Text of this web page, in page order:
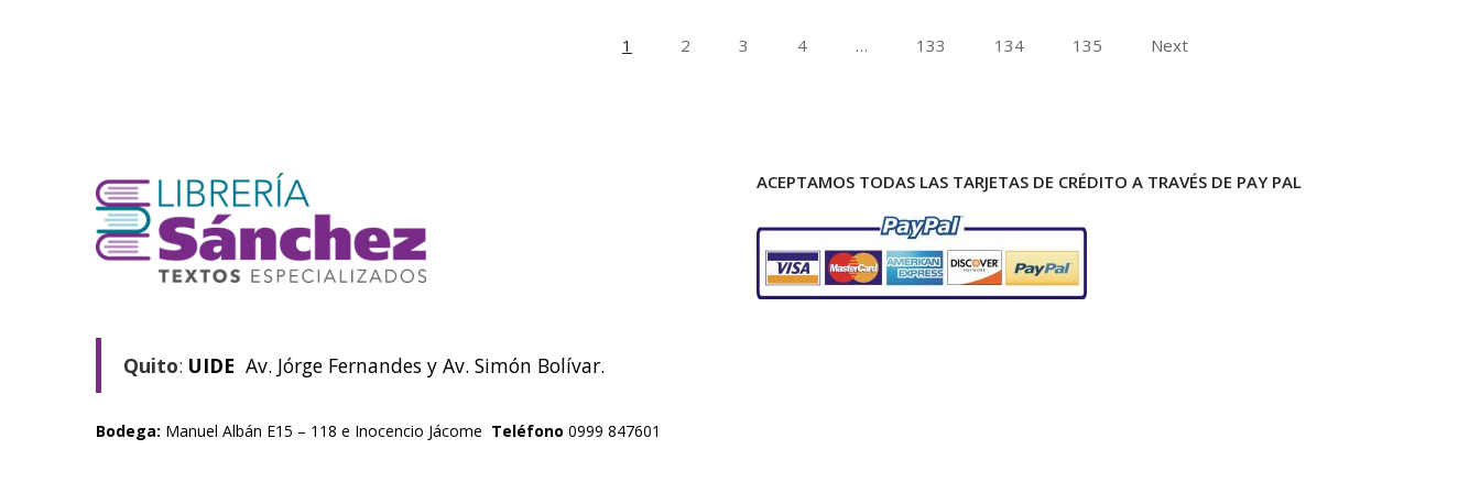
1 2 3 4 … 133 134 135 Next
Quito: UIDE Av. Jórge Fernandes y Av. Simón Bolívar.
Bodega: Manuel Albán E15 – 118 e Inocencio Jácome Teléfono 0999 847601
ACEPTAMOS TODAS LAS TARJETAS DE CRÉDITO A TRAVÉS DE PAY PAL